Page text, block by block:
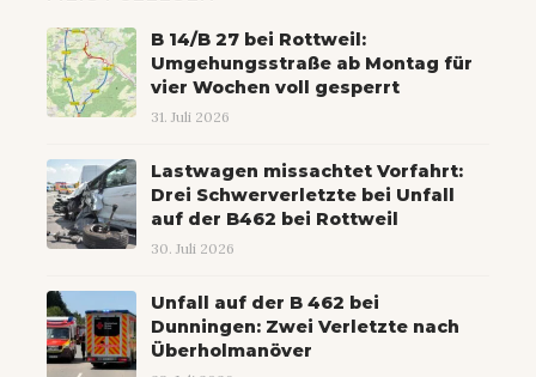
B 14/B 27 bei Rottweil:
Umgehungsstraße ab Montag für
vier Wochen voll gesperrt
31. Juli 2026
Lastwagen missachtet Vorfahrt:
Drei Schwerverletzte bei Unfall
auf der B462 bei Rottweil
30. Juli 2026
Unfall auf der B 462 bei
Dunningen: Zwei Verletzte nach
Überholmanöver